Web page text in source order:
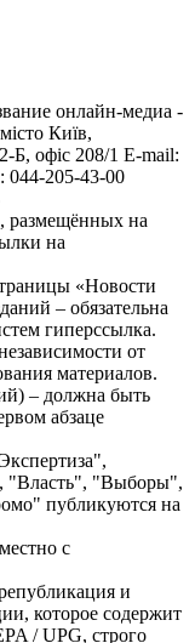
онлайн-медиа -
Київ,
офіс 208/1 E-mail:
044-205-43-00
размещённых на
на
«Новости
– обязательна
гиперссылка.
от
материалов.
– должна быть
абзаце
"Власть", "Выборы",
публикуются на
с
и
которое содержит
/ UPG, строго